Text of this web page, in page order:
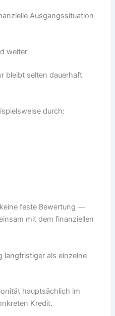
Ausgangssituation
weiter
bleibt selten dauerhaft
durch:
feste Bewertung —
mit dem finanziellen
langfristiger als einzelne
hauptsächlich im
Kredit.